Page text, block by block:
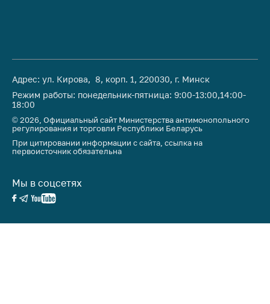
политики
Адрес: ул. Кирова, 8, корп. 1, 220030, г. Минск
Режим работы: понедельник-пятница: 9:00-13:00,14:00-
18:00
© 2026, Официальный сайт Министерства антимонопольного
регулирования и торговли Республики Беларусь
При цитировании информации с сайта, ссылка на
первоисточник обязательна
Мы в соцсетях